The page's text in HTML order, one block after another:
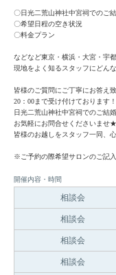
〇日光二荒山神社中宮祠でのご
〇希望日程の空き状況
〇料金プラン
などなど東京・横浜・大宮・宇
現地をよく知るスタッフにどん
皆様のご質問にご丁寧にお答え
20：00まで受け付けております！
日光二荒山神社中宮祠でのご結
お気軽にお問合せくださいませ★
皆様のお越しをスタッフ一同、
※ご予約の際希望サロンのご記入
開催内容・時間
相談会
相談会
相談会
相談会